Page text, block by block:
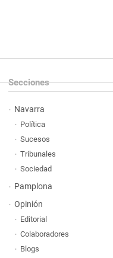
Secciones
Navarra
Política
Sucesos
Tribunales
Sociedad
Pamplona
Opinión
Editorial
Colaboradores
Blogs